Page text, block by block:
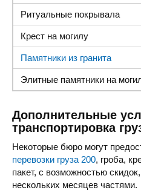
Ритуальные покрывала
Крест на могилу
Памятники из гранита
Элитные памятники на
Дополнительные
транспортировка
Некоторые бюро могут
перевозки груза 200, гроба,
пакет, с возможностью
нескольких месяцев частями.